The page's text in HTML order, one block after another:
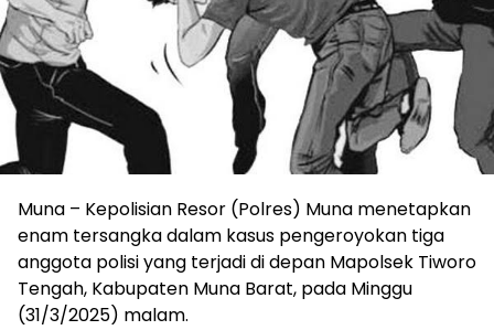
Muna – Kepolisian Resor (Polres) Muna menetapkan
enam tersangka dalam kasus pengeroyokan tiga
anggota polisi yang terjadi di depan Mapolsek Tiworo
Tengah, Kabupaten Muna Barat, pada Minggu
(31/3/2025) malam.